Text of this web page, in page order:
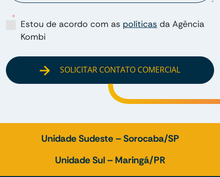
Estou de acordo com as políticas da Agência
Kombi
SOLICITAR CONTATO COMERCIAL
Unidade Sudeste – Sorocaba/SP
Unidade Sul – Maringá/PR